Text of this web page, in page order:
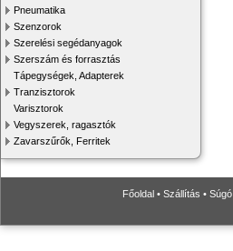
Pneumatika
Szenzorok
Szerelési segédanyagok
Szerszám és forrasztás
Tápegységek, Adapterek
Tranzisztorok
Varisztorok
Vegyszerek, ragasztók
Zavarszűrők, Ferritek
Főoldal • Szállítás • Súgó